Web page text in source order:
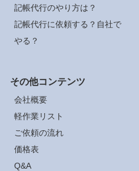
記帳代行のやり方は？
記帳代行に依頼する？自社で
やる？
その他コンテンツ
会社概要
軽作業リスト
ご依頼の流れ
価格表
Q&A